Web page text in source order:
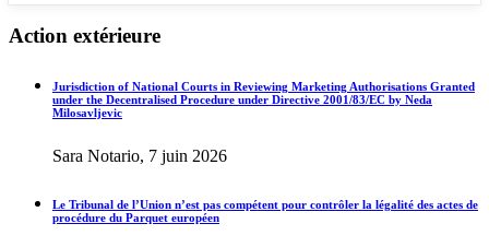
Action extérieure
Jurisdiction of National Courts in Reviewing Marketing Authorisations Granted
under the Decentralised Procedure under Directive 2001/83/EC by Neda
Milosavljevic
Sara Notario, 7 juin 2026
Le Tribunal de l’Union n’est pas compétent pour contrôler la légalité des actes de
procédure du Parquet européen